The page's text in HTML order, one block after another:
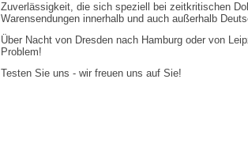
Zuverlässigkeit, die sich speziell bei zeitkritischen
Warensendungen innerhalb und auch außerhalb
Über Nacht von Dresden nach Hamburg oder von
Problem!
Testen Sie uns - wir freuen uns auf Sie!